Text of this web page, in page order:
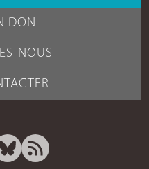
DON
NOUS